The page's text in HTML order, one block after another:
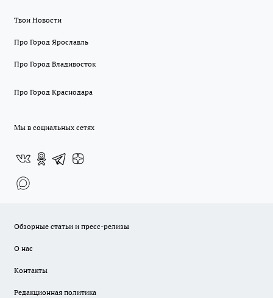
Твои Новости
Про Город Ярославль
Про Город Владивосток
Про Город Краснодара
Мы в социальных сетях
Обзорные статьи и пресс-релизы
О нас
Контакты
Редакционная политика